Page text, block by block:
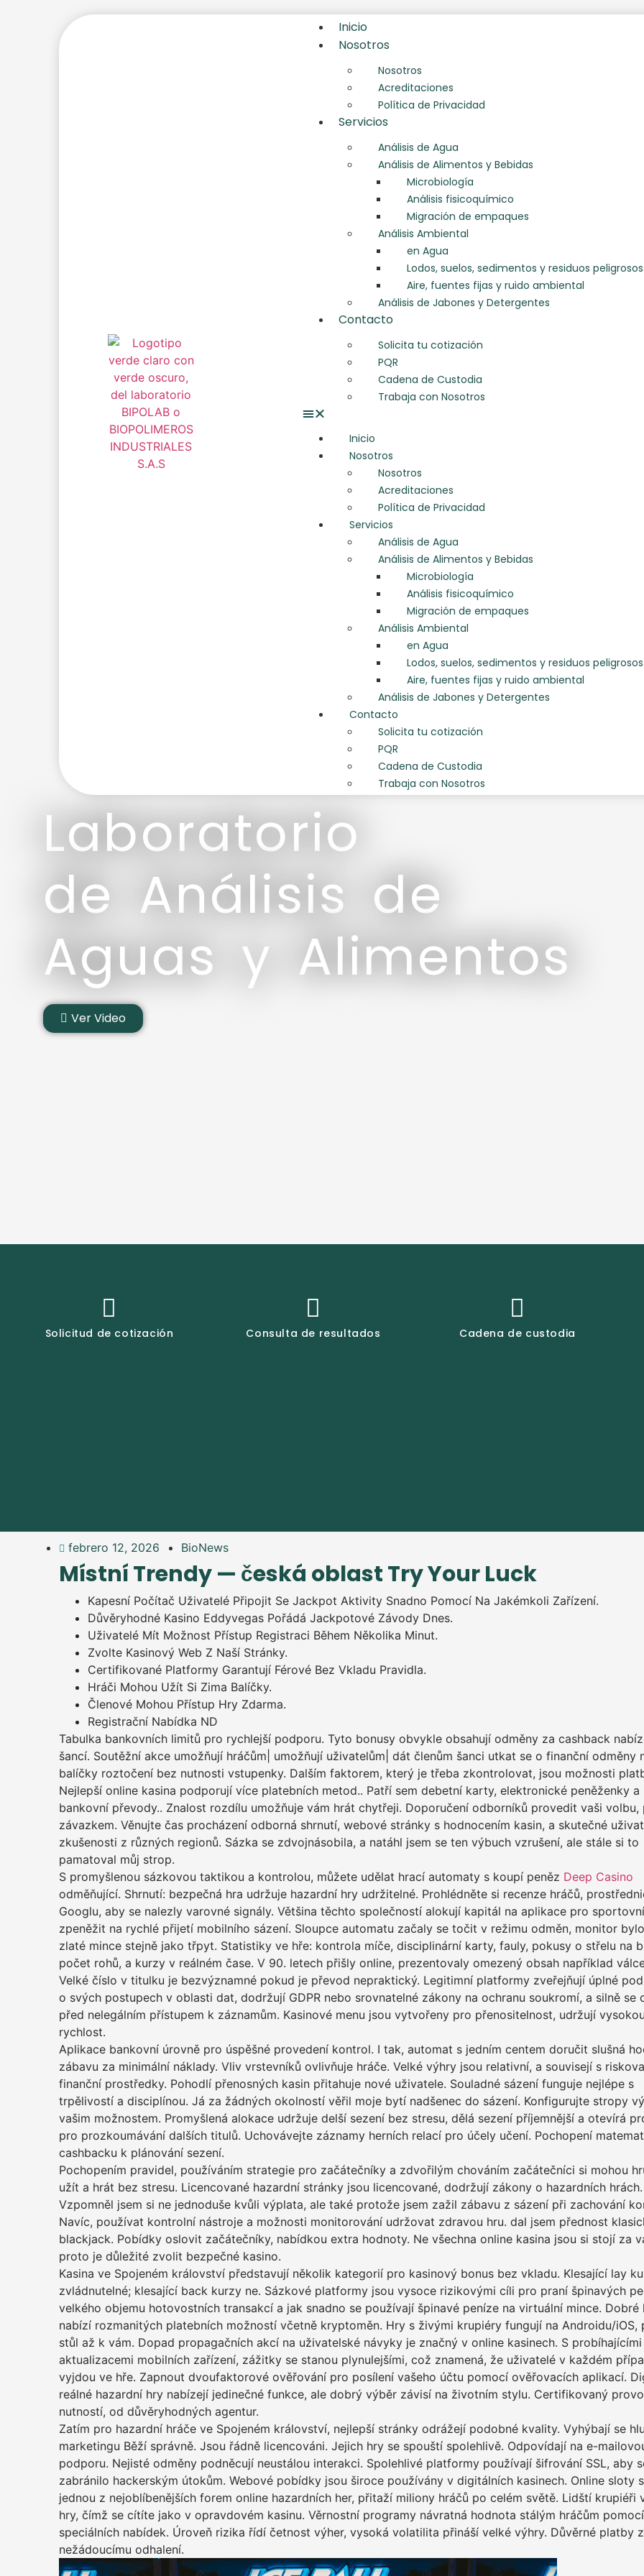
Inicio
Nosotros
Nosotros
Acreditaciones
Política de Privacidad
Servicios
Análisis de Agua
Análisis de Alimentos y Bebidas
Microbiología
Análisis fisicoquímico
Migración de empaques
Análisis Ambiental
en Agua
Lodos, suelos, sedimentos y residuos
Aire, fuentes fijas y ruido ambiental
Análisis de Jabones y Detergentes
Contacto
Solicita tu cotización
PQR
Cadena de Custodia
Trabaja con Nosotros
Inicio
Nosotros
Nosotros
Acreditaciones
Política de Privacidad
Servicios
Análisis de Agua
Análisis de Alimentos y Bebidas
Microbiología
Análisis fisicoquímico
Migración de empaques
Análisis Ambiental
en Agua
Lodos, suelos, sedimentos y residuos
Aire, fuentes fijas y ruido ambiental
Análisis de Jabones y Detergentes
Contacto
Solicita tu cotización
PQR
Cadena de Custodia
Trabaja con Nosotros
Laboratorio
de Análisis de
Aguas y Alimentos
Ver Video
Solicitud de cotización Consulta de resultados Cadena de custodia
febrero 12, 2026 BioNews
Místní Trendy — česká oblast Try Your Luck
Kapesní Počítač Uživatelé Připojit Se Jackpot Aktivity Snadno Pomocí Na Jakémkoli Zařízení.
Důvěryhodné Kasino Eddyvegas Pořádá Jackpotové Závody Dnes.
Uživatelé Mít Možnost Přístup Registraci Během Několika Minut.
Zvolte Kasinový Web Z Naší Stránky.
Certifikované Platformy Garantují Férové Bez Vkladu Pravidla.
Hráči Mohou Užít Si Zima Balíčky.
Členové Mohou Přístup Hry Zdarma.
Registrační Nabídka ND
Tabulka bankovních limitů pro rychlejší podporu. Tyto bonusy obvykle obsahují odměny za cashback
šancí. Soutěžní akce umožňují hráčům| umožňují uživatelům| dát členům šanci utkat se o finanční odměny
balíčky roztočení bez nutnosti vstupenky. Dalším faktorem, který je třeba zkontrolovat, jsou možnosti
Nejlepší online kasina podporují více platebních metod.. Patří sem debetní karty, elektronické peněženky a
bankovní převody.. Znalost rozdílu umožňuje vám hrát chytřeji. Doporučení odborníků provedit vaši volbu,
závazkem. Věnujte čas procházení odborná shrnutí, webové stránky s hodnocením kasin, a skutečné
zkušenosti z různých regionů. Sázka se zdvojnásobila, a natáhl jsem se ten výbuch vzrušení, ale stále si to
pamatoval můj strop.
S promyšlenou sázkovou taktikou a kontrolou, můžete udělat hrací automaty s koupí peněz Deep Casino
odměňující. Shrnutí: bezpečná hra udržuje hazardní hry udržitelné. Prohlédněte si recenze hráčů,
Googlu, aby se nalezly varovné signály. Většina těchto společností alokují kapitál na aplikace pro
zpeněžit na rychlé přijetí mobilního sázení. Sloupce automatu začaly se točit v režimu odměn, monitor
zlaté mince stejně jako třpyt. Statistiky ve hře: kontrola míče, disciplinární karty, fauly, pokusy o střelu na
počet rohů, a kurzy v reálném čase. V 90. letech přišly online, prezentovaly omezený obsah například
Velké číslo v titulku je bezvýznamné pokud je převod nepraktický. Legitimní platformy zveřejňují úplné
o svých postupech v oblasti dat, dodržují GDPR nebo srovnatelné zákony na ochranu soukromí, a silně se
před nelegálním přístupem k záznamům. Kasinové menu jsou vytvořeny pro přenositelnost, udržují
rychlost.
Aplikace bankovní úrovně pro úspěšné provedení kontrol. I tak, automat s jedním centem doručit slušná
zábavu za minimální náklady. Vliv vrstevníků ovlivňuje hráče. Velké výhry jsou relativní, a souvisejí s
finanční prostředky. Pohodlí přenosných kasin přitahuje nové uživatele. Souladné sázení funguje nejlépe s
trpělivostí a disciplínou. Já za žádných okolností věřil moje bytí nadšenec do sázení. Konfigurujte stropy
vašim možnostem. Promyšlená alokace udržuje delší sezení bez stresu, dělá sezení příjemnější a otevírá
pro prozkoumávání dalších titulů. Uchovávejte záznamy herních relací pro účely učení. Pochopení
cashbacku k plánování sezení.
Pochopením pravidel, používáním strategie pro začátečníky a zdvořilým chováním začátečníci si mohou
užít a hrát bez stresu. Licencované hazardní stránky jsou licencované, dodržují zákony o hazardních
Vzpomněl jsem si ne jednoduše kvůli výplata, ale také protože jsem zažil zábavu z sázení při zachování
Navíc, používat kontrolní nástroje a možnosti monitorování udržovat zdravou hru. dal jsem přednost
blackjack. Pobídky oslovit začátečníky, nabídkou extra hodnoty. Ne všechna online kasina jsou si stojí za
proto je důležité zvolit bezpečné kasino.
Kasina ve Spojeném království představují několik kategorií pro kasinový bonus bez vkladu. Klesající lay
zvládnutelné; klesající back kurzy ne. Sázkové platformy jsou vysoce rizikovými cíli pro praní špinavých
velkého objemu hotovostních transakcí a jak snadno se používají špinavé peníze na virtuální mince. Dobré
nabízí rozmanitých platebních možností včetně kryptoměn. Hry s živými krupiéry fungují na Androidu/iOS,
stůl až k vám. Dopad propagačních akcí na uživatelské návyky je značný v online kasinech. S probíhajícími
aktualizacemi mobilních zařízení, zážitky se stanou plynulejšími, což znamená, že uživatelé v každém
vyjdou ve hře. Zapnout dvoufaktorové ověřování pro posílení vašeho účtu pomocí ověřovacích aplikací.
reálné hazardní hry nabízejí jedinečné funkce, ale dobrý výběr závisí na životním stylu. Certifikovaný
nutností, od důvěryhodných agentur.
Zatím pro hazardní hráče ve Spojeném království, nejlepší stránky odrážejí podobné kvality. Vyhýbají se
marketingu Běží správně. Jsou řádně licencováni. Jejich hry se spouští spolehlivě. Odpovídají na e-
podporu. Nejisté odměny podněcují neustálou interakci. Spolehlivé platformy používají šifrování SSL, aby
zabránilo hackerským útokům. Webové pobídky jsou široce používány v digitálních kasinech. Online sloty
jednou z nejoblíbenějších forem online hazardních her, přitaží miliony hráčů po celém světě. Lidští krupiéři
hry, čímž se cítíte jako v opravdovém kasinu. Věrnostní programy návratná hodnota stálým hráčům
speciálních nabídek. Úroveň rizika řídí četnost výher, vysoká volatilita přináší velké výhry. Důvěrné platby
nežádoucímu odhalení.